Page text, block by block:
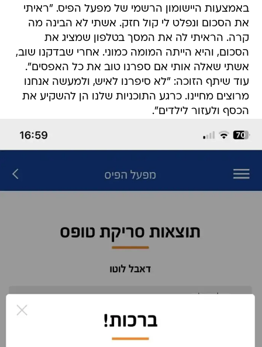
באמצעות היישומון הרשמי של מפעל הפיס. "ראיתי
את הסכום ונפלט לי קול חזק. אשתי לא הבינה מה
קרה. הראיתי לה את המסך בטלפון שמציג את
הסכום, והיא הייתה המומה כמוני. אחרי שבדקנו שוב,
אשתי שאלה אותי אם ספרנו טוב את כל האפסים".
עוד שיתף הזוכה: "לא סיפרנו לאיש, ולמעשה אנחנו
מרוצים מחיינו. כרגע התוכניות שלנו הן להשקיע את
הכסף ולעזור לילדים".